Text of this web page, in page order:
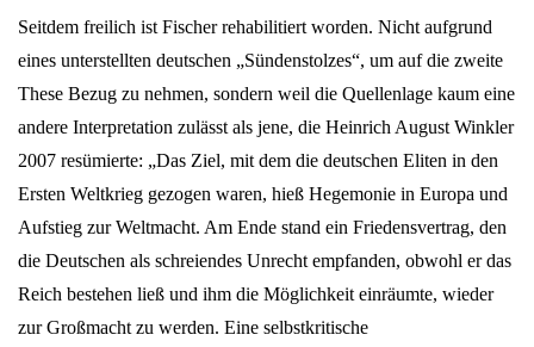
Seitdem freilich ist Fischer rehabilitiert worden. Nicht aufgrund
eines unterstellten deutschen „Sündenstolzes“, um auf die zweite
These Bezug zu nehmen, sondern weil die Quellenlage kaum eine
andere Interpretation zulässt als jene, die Heinrich August Winkler
2007 resümierte: „Das Ziel, mit dem die deutschen Eliten in den
Ersten Weltkrieg gezogen waren, hieß Hegemonie in Europa und
Aufstieg zur Weltmacht. Am Ende stand ein Friedensvertrag, den
die Deutschen als schreiendes Unrecht empfanden, obwohl er das
Reich bestehen ließ und ihm die Möglichkeit einräumte, wieder
zur Großmacht zu werden. Eine selbstkritische